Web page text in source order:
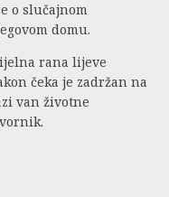
o slučajnom
domu.
rana lijeve
čeka je zadržan na
van životne